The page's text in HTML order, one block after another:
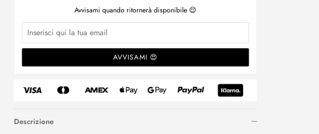
Avvisami quando ritornerà disponibile 😌
AVVISAMI 😍
Descrizione